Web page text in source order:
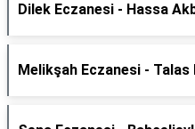
Dilek Eczanesi - Hassa
Melikşah Eczanesi -